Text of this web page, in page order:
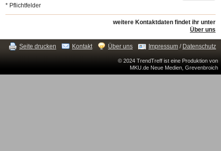
* Pflichtfelder
weitere Kontaktdaten findet ihr unter
Über uns
Seite drucken Kontakt Über uns Impressum / Datenschutz
© 2024 TrendTreff ist eine Produktion von
MKU.de Neue Medien, Grevenbroich